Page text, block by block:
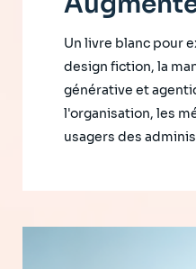
Un livre blanc pour
design fiction, la
générative et
l'organisation, les
usagers des